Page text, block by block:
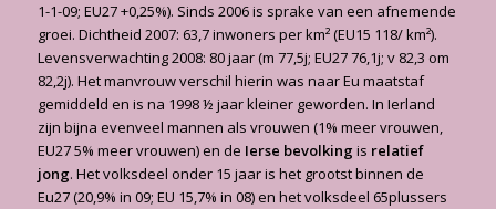
1-1-09; EU27 +0,25%). Sinds 2006 is sprake van een afnemende
groei. Dichtheid 2007: 63,7 inwoners per km² (EU15 118/ km²).
Levensverwachting 2008: 80 jaar (m 77,5j; EU27 76,1j; v 82,3 om
82,2j). Het manvrouw verschil hierin was naar Eu maatstaf
gemiddeld en is na 1998 ½ jaar kleiner geworden. In Ierland
zijn bijna evenveel mannen als vrouwen (1% meer vrouwen,
EU27 5% meer vrouwen) en de Ierse bevolking is relatief
jong. Het volksdeel onder 15 jaar is het grootst binnen de
Eu27 (20,9% in 09; EU 15,7% in 08) en het volksdeel 65plussers